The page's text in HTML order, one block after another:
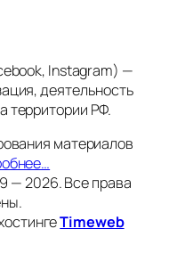
Instagram) —
деятельность
территории РФ.
материалов
— 2026. Все права
Timeweb